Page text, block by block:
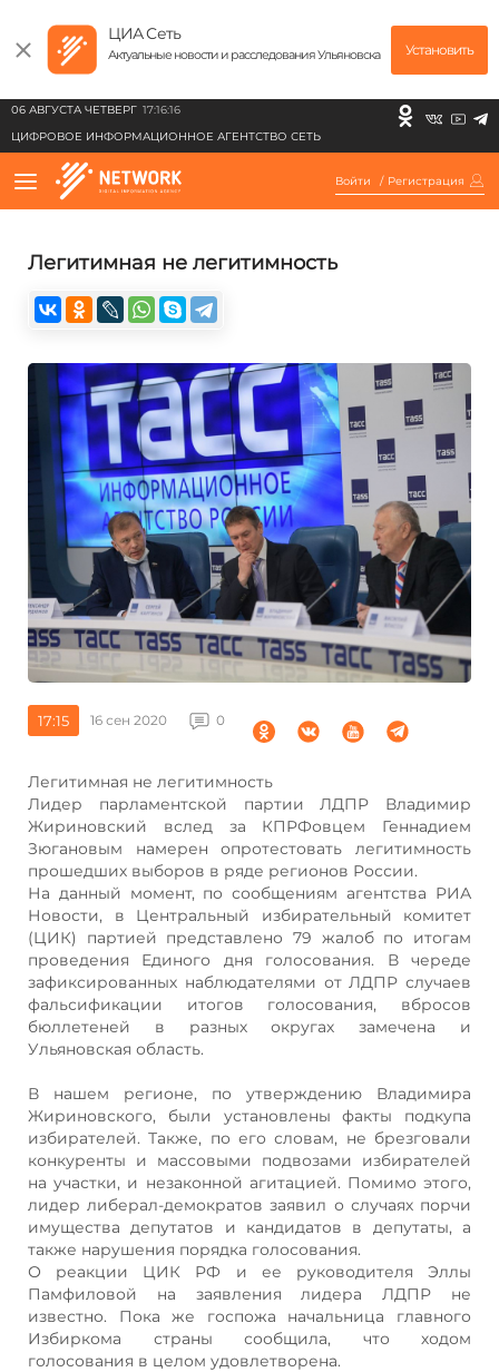
ЦИА Сеть
Актуальные новости и расследования Ульяновска Установить
06 АВГУСТА ЧЕТВЕРГ 17:16:16
ЦИФРОВОЕ ИНФОРМАЦИОННОЕ АГЕНТСТВО СЕТЬ
Войти / Регистрация
Легитимная не легитимность
17:15 16 сен 2020 0
Легитимная не легитимность
Лидер парламентской партии ЛДПР Владимир
Жириновский вслед за КПРФовцем Геннадием
Зюгановым намерен опротестовать легитимность
прошедших выборов в ряде регионов России.
На данный момент, по сообщениям агентства РИА
Новости, в Центральный избирательный комитет
(ЦИК) партией представлено 79 жалоб по итогам
проведения Единого дня голосования. В череде
зафиксированных наблюдателями от ЛДПР случаев
фальсификации итогов голосования, вбросов
бюллетеней в разных округах замечена и
Ульяновская область.
В нашем регионе, по утверждению Владимира
Жириновского, были установлены факты подкупа
избирателей. Также, по его словам, не брезговали
конкуренты и массовыми подвозами избирателей
на участки, и незаконной агитацией. Помимо этого,
лидер либерал-демократов заявил о случаях порчи
имущества депутатов и кандидатов в депутаты, а
также нарушения порядка голосования.
О реакции ЦИК РФ и ее руководителя Эллы
Памфиловой на заявления лидера ЛДПР не
известно. Пока же госпожа начальница главного
Избиркома страны сообщила, что ходом
голосования в целом удовлетворена.